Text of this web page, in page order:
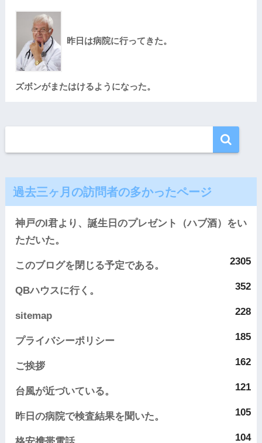
昨日は病院に行ってきた。
ズボンがまたはけるようになった。
過去三ヶ月の訪問者の多かったページ
神戸のI君より、誕生日のプレゼント（ハブ酒）をい
ただいた。
2305
このブログを閉じる予定である。
352
QBハウスに行く。
228
sitemap
185
プライバシーポリシー
162
ご挨拶
121
台風が近づいている。
105
昨日の病院で検査結果を聞いた。
104